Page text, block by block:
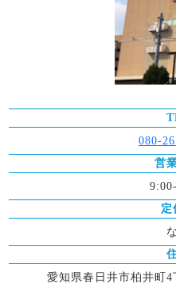
080-
営
定
愛知県春日井市柏井町